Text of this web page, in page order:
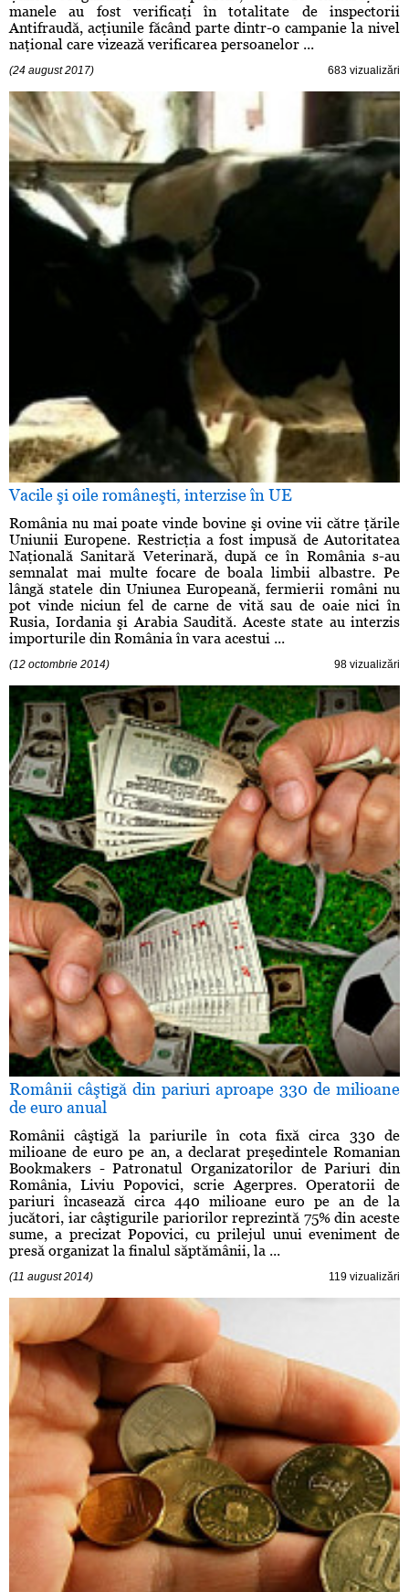
manele au fost verificaţi în totalitate de inspectorii
Antifraudă, acţiunile făcând parte dintr-o campanie la nivel
naţional care vizează verificarea persoanelor ...
(24 august 2017) 683 vizualizări
Vacile şi oile româneşti, interzise în UE
România nu mai poate vinde bovine şi ovine vii către ţările
Uniunii Europene. Restricţia a fost impusă de Autoritatea
Naţională Sanitară Veterinară, după ce în România s-au
semnalat mai multe focare de boala limbii albastre. Pe
lângă statele din Uniunea Europeană, fermierii români nu
pot vinde niciun fel de carne de vită sau de oaie nici în
Rusia, Iordania şi Arabia Saudită. Aceste state au interzis
importurile din România în vara acestui ...
(12 octombrie 2014) 98 vizualizări
Românii câştigă din pariuri aproape 330 de milioane
de euro anual
Românii câştigă la pariurile în cota fixă circa 330 de
milioane de euro pe an, a declarat preşedintele Romanian
Bookmakers - Patronatul Organizatorilor de Pariuri din
România, Liviu Popovici, scrie Agerpres. Operatorii de
pariuri încasează circa 440 milioane euro pe an de la
jucători, iar câştigurile pariorilor reprezintă 75% din aceste
sume, a precizat Popovici, cu prilejul unui eveniment de
presă organizat la finalul săptămânii, la ...
(11 august 2014) 119 vizualizări